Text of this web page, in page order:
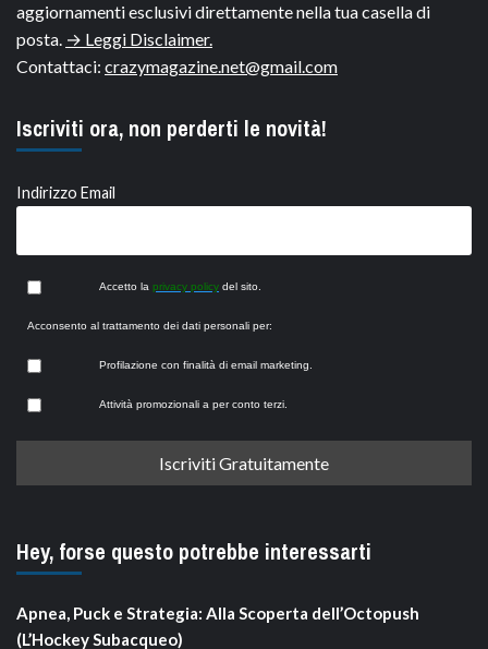
aggiornamenti esclusivi direttamente nella tua casella di
posta. → Leggi Disclaimer.
Contattaci: crazymagazine.net@gmail.com
Iscriviti ora, non perderti le novità!
Indirizzo Email
Accetto la privacy policy del sito.
Acconsento al trattamento dei dati personali per:
Profilazione con finalità di email marketing.
Attività promozionali a per conto terzi.
Hey, forse questo potrebbe interessarti
Apnea, Puck e Strategia: Alla Scoperta dell’Octopush
(L’Hockey Subacqueo)